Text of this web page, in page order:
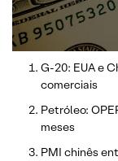
G-20: EUA e
comerciais
Petróleo:
meses
PMI chinês